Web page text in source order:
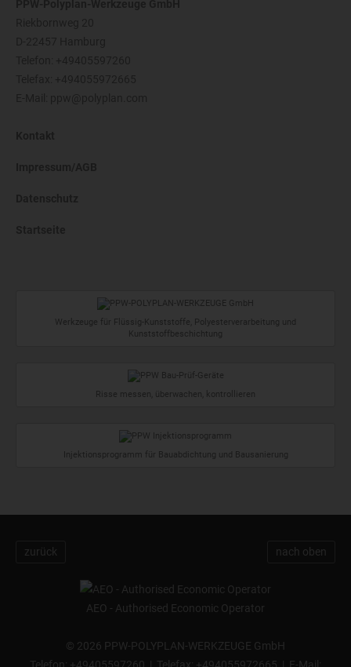
Werkzeuge für Flüssig-Kunststoffe, Polyesterverarbeitung und
Kunststoffbeschichtung
Risse messen, überwachen, kontrollieren
Injektionsprogramm für Bauabdichtung und Bausanierung
zurück nach oben
AEO - Authorised Economic Operator
© 2026 PPW-POLYPLAN-WERKZEUGE GmbH
Telefon: +49405597260 | Telefax: +494055972665 | E-Mail: